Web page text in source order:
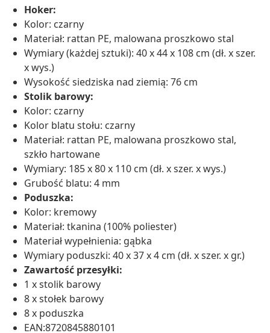
Hoker:
Kolor: czarny
Materiał: rattan PE, malowana proszkowo stal
Wymiary (każdej sztuki): 40 x 44 x 108 cm (dł. x szer.
x wys.)
Wysokość siedziska nad ziemią: 76 cm
Stolik barowy:
Kolor: czarny
Kolor blatu stołu: czarny
Materiał: rattan PE, malowana proszkowo stal,
szkło hartowane
Wymiary: 185 x 80 x 110 cm (dł. x szer. x wys.)
Grubość blatu: 4 mm
Poduszka:
Kolor: kremowy
Materiał: tkanina (100% poliester)
Materiał wypełnienia: gąbka
Wymiary poduszki: 40 x 37 x 4 cm (dł. x szer. x gr.)
Zawartość przesyłki:
1 x stolik barowy
8 x stołek barowy
8 x poduszka
EAN:8720845880101